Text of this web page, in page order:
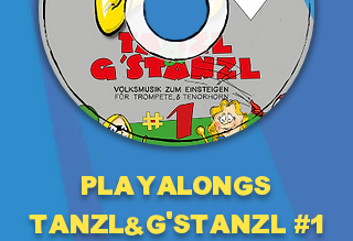
Playalongs
Tanzl&G'stanzl #1